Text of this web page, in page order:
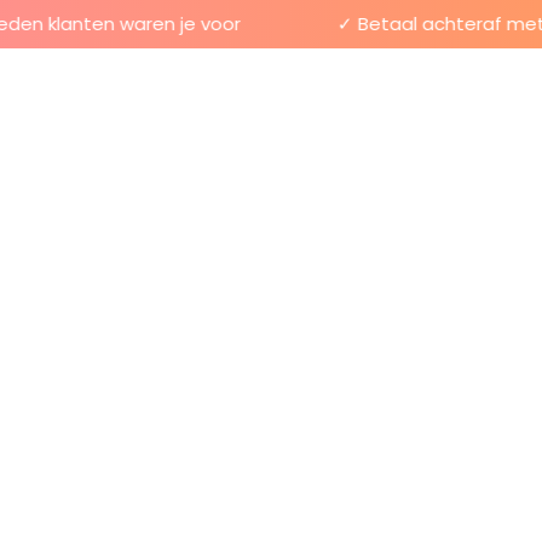
klanten waren je voor ✓ Betaal achteraf met